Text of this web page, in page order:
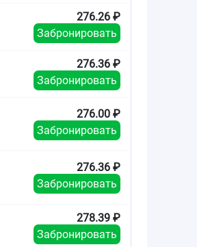
276.26 ₽
Забронировать
276.36 ₽
Забронировать
276.00 ₽
Забронировать
276.36 ₽
Забронировать
278.39 ₽
Забронировать